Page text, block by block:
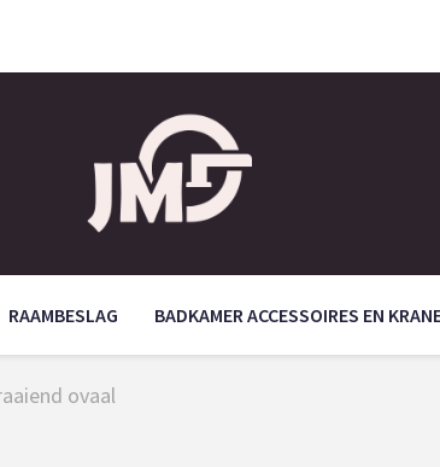
RAAMBESLAG BADKAMER ACCESSOIRES EN
ovaal